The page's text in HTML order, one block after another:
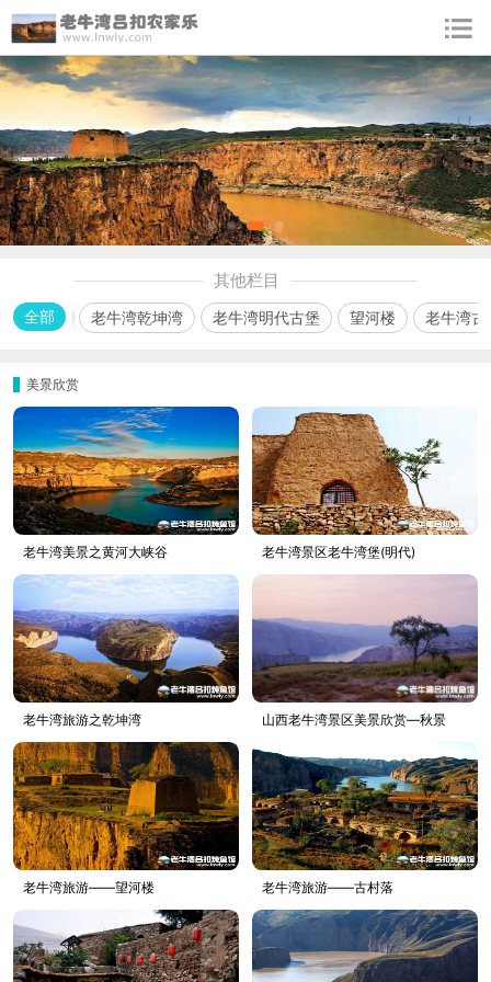
其他栏目
全部 老牛湾乾坤湾 老牛湾明代古堡 望河楼 老牛湾古
美景欣赏
老牛湾美景之黄河大峡谷 老牛湾景区老牛湾堡(明代)
老牛湾旅游之乾坤湾 山西老牛湾景区美景欣赏—秋景
老牛湾旅游——望河楼 老牛湾旅游——古村落